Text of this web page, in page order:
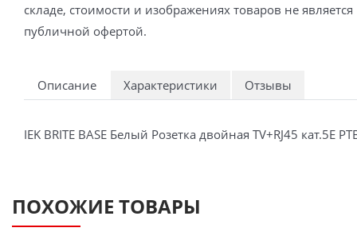
складе, стоимости и изображениях товаров не является
публичной офертой.
Описание Характеристики Отзывы
IEK BRITE BASE Белый Розетка двойная TV+RJ45
ПОХОЖИЕ ТОВАРЫ